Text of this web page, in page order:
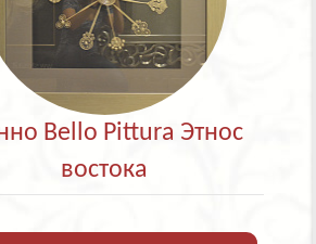
Bello Pittura Этнос
востока